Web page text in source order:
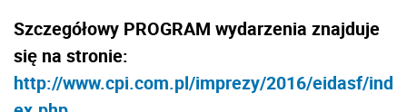
Szczegółowy PROGRAM wydarzenia znajduje
się na stronie:
http://www.cpi.com.pl/imprezy/2016/eidasf/ind